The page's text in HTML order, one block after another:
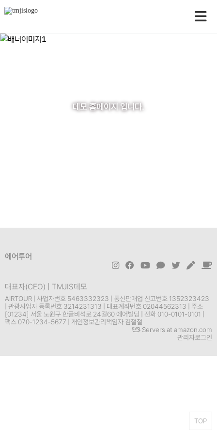
데모 홈페이지 입니다.
TOP
에어투어
대표자(CEO) | TMJIS데모
AIRTOUR | 사업자번호 5463332323 | 통신판매업 신고번호 1352323423
| 관광사업자 등록번호 3214231313 | 대표계좌번호 02044562313 | 주소
[01234] 서울 노원구 한글비석로 24길60 에어빌딩 | 전화 010-0101-0101 |
팩스 070-1234-5677 | 개인정보관리책임자 김철철
Servers at amazon.com
관리자로그인